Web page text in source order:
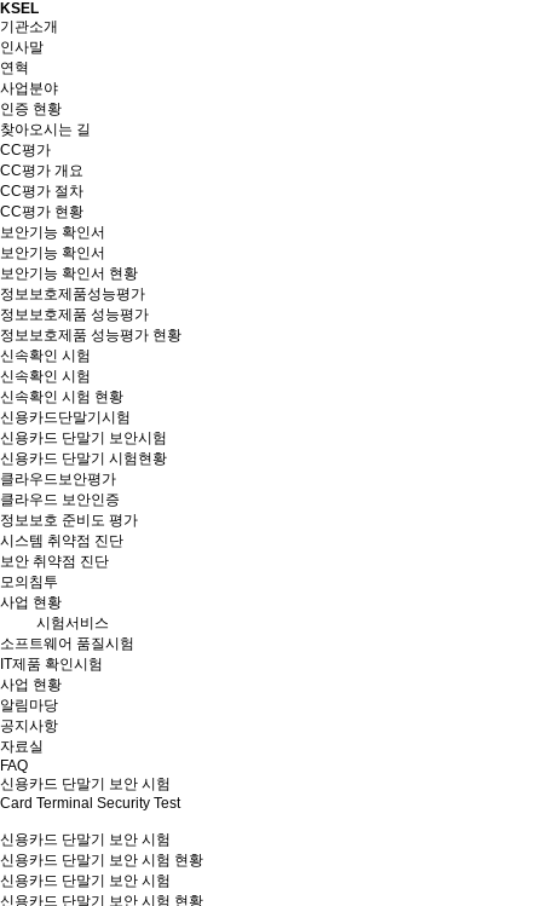
KSEL
기관소개
인사말
연혁
사업분야
인증 현황
찾아오시는 길
CC평가
CC평가 개요
CC평가 절차
CC평가 현황
보안기능 확인서
보안기능 확인서
보안기능 확인서 현황
정보보호제품성능평가
정보보호제품 성능평가
정보보호제품 성능평가 현황
신속확인 시험
신속확인 시험
신속확인 시험 현황
신용카드단말기시험
신용카드 단말기 보안시험
신용카드 단말기 시험현황
클라우드보안평가
클라우드 보안인증
정보보호 준비도 평가
시스템 취약점 진단
보안 취약점 진단
모의침투
사업 현황
시험서비스
소프트웨어 품질시험
IT제품 확인시험
사업 현황
알림마당
공지사항
자료실
FAQ
신용카드 단말기 보안 시험
Card Terminal Security Test
신용카드 단말기 보안 시험
신용카드 단말기 보안 시험 현황
신용카드 단말기 보안 시험
신용카드 단말기 보안 시험 현황